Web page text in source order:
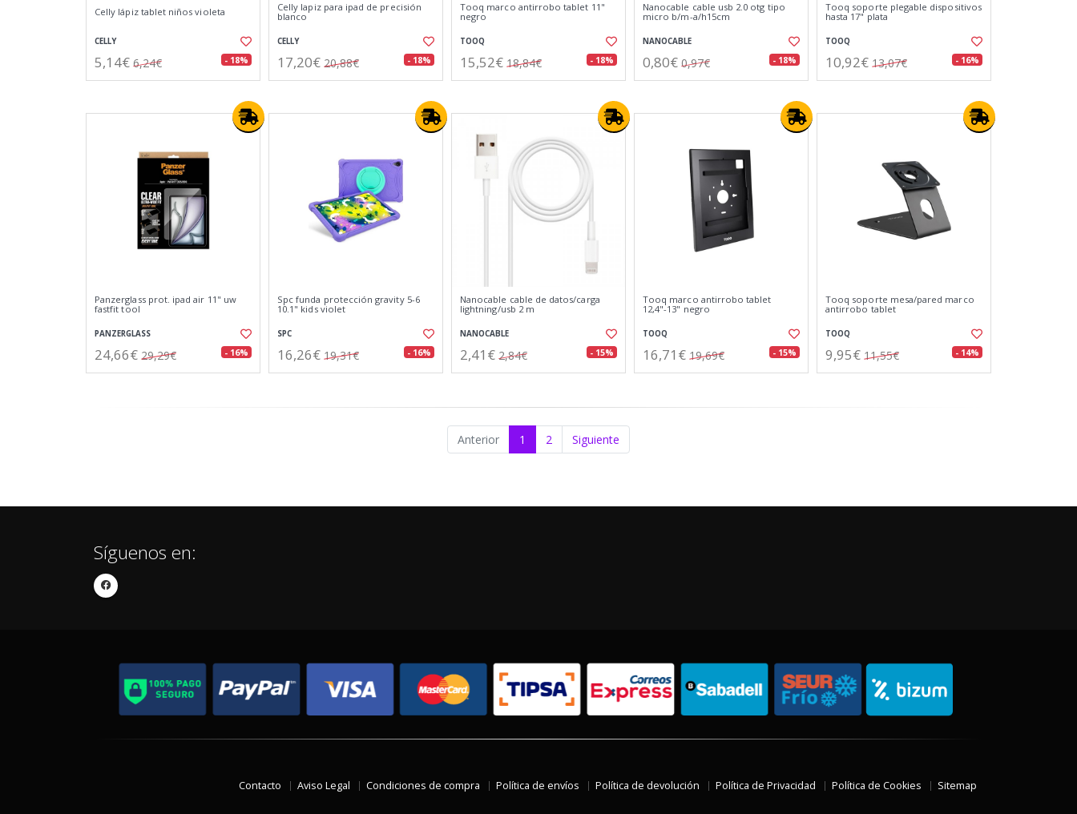
Celly lápiz tablet niños violeta
CELLY
5,14€ 6,24€ - 18%
Celly lapiz para ipad de precisión
blanco
CELLY
17,20€ 20,88€ - 18%
Tooq marco antirrobo tablet 11"
negro
TOOQ
15,52€ 18,84€ - 18%
Nanocable cable usb 2.0 otg tipo
micro b/m-a/h15cm
NANOCABLE
0,80€ 0,97€ - 18%
Tooq soporte plegable dispositivos
hasta 17" plata
TOOQ
10,92€ 13,07€ - 16%
Panzerglass prot. ipad air 11" uw
fastfit tool
PANZERGLASS
24,66€ 29,29€ - 16%
Spc funda protección gravity 5-6
10.1" kids violet
SPC
16,26€ 19,31€ - 16%
Nanocable cable de datos/carga
lightning/usb 2 m
NANOCABLE
2,41€ 2,84€ - 15%
Tooq marco antirrobo tablet
12,4"-13" negro
TOOQ
16,71€ 19,69€ - 15%
Tooq soporte mesa/pared marco
antirrobo tablet
TOOQ
9,95€ 11,55€ - 14%
Anterior 1 2 Siguiente
Síguenos en:
Contacto Aviso Legal Condiciones de compra Política de envíos Política de devolución Política de Privacidad Política de Cookies Sitemap